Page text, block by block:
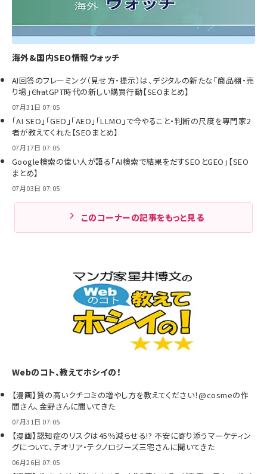
海外&国内SEO情報ウォッチ
AI回答のフレーミング（見せ方・提示）は、デジタルの新たな「商品棚・売
り場」――ChatGPT時代の新しい購買行動【SEOまとめ】
07月31日 07:05
「AI SEO」「GEO」「AEO」「LLMO」で今やること・判断の尺度を専門家2
者が教えてくれた【SEOまとめ】
07月17日 07:05
Google検索の偉い人が語る「AI検索で結果をだすSEOとGEO」【SEO
まとめ】
07月03日 07:05
このコーナーの記事をもっと見る
Webのコト、教えてホシイの！
【漫画】質の高いクチコミの増やし方を教えてください！@cosmeの作
間さん、金野さんに聞いてきた
07月31日 07:05
【漫画】認知症のリスクは45％減らせる!? 不安に寄り添うマーケティン
グについて、テオリア・テクノロジーズ三宅さんに聞いてきた
06月26日 07:05